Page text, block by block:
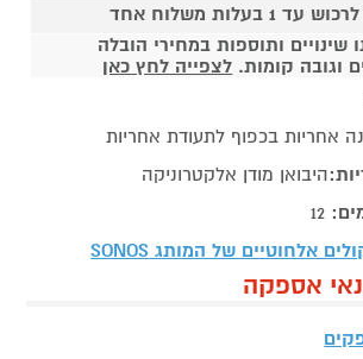
משלוח אחד
שינויים ותוספות במחירי הובלה
וגובה קומות. לצפייה לחץ כאן
אחריות בכפוף לתעודת אחריות
היבואן מודן אלקטרוניקה
12
אלחוטיים של המותג SONOS
אספקה